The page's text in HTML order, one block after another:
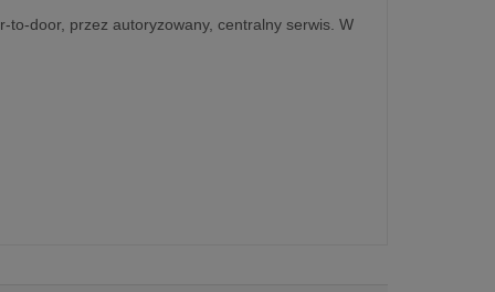
door, przez autoryzowany, centralny serwis. W